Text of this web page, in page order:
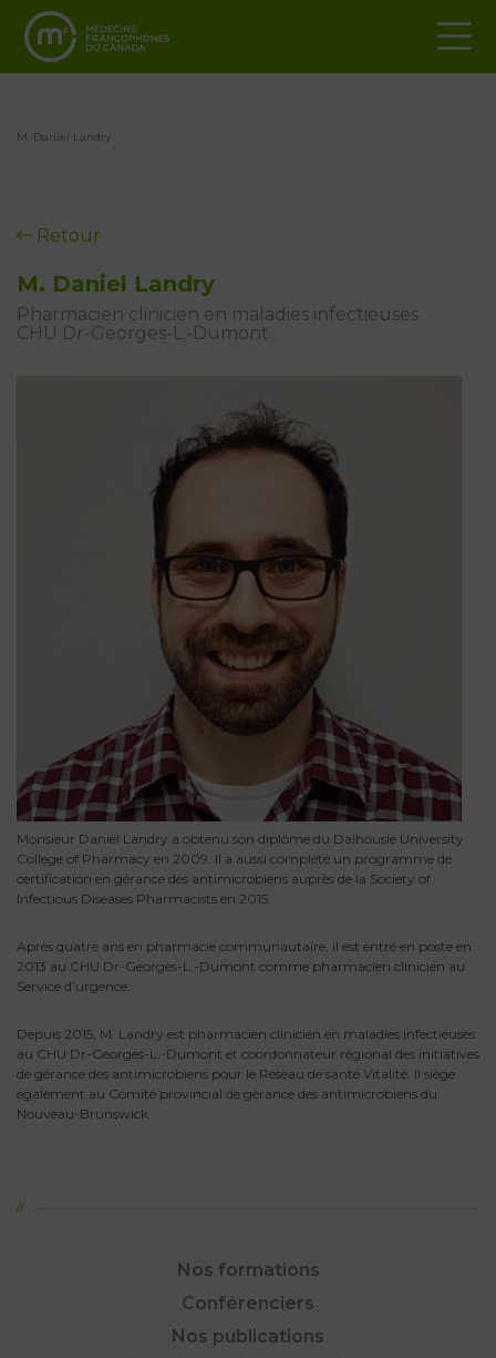
M. Daniel Landry
Retour
M. Daniel Landry
Pharmacien clinicien en maladies infectieuses
CHU Dr-Georges-L.-Dumont
Monsieur Daniel Landry a obtenu son diplôme du Dalhousie University
College of Pharmacy en 2009. Il a aussi complété un programme de
certification en gérance des antimicrobiens auprès de la Society of
Infectious Diseases Pharmacists en 2015.
Après quatre ans en pharmacie communautaire, il est entré en poste en
2013 au CHU Dr-Georges-L.-Dumont comme pharmacien clinicien au
Service d’urgence.
Depuis 2015, M. Landry est pharmacien clinicien en maladies infectieuses
au CHU Dr-Georges-L.-Dumont et coordonnateur régional des initiatives
de gérance des antimicrobiens pour le Réseau de santé Vitalité. Il siège
également au Comité provincial de gérance des antimicrobiens du
Nouveau-Brunswick.
Nos formations
Conférenciers
Nos publications